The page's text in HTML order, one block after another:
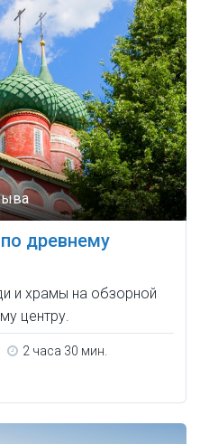
древнему
и храмы на обзорной
центру.
2 часа 30 мин.